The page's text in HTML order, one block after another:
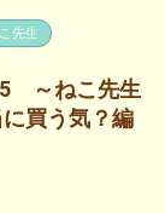
先生
5 ～ねこ先生
買う気？編